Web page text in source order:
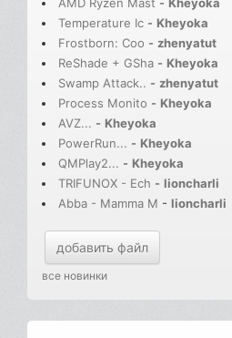
Temperature Ic - Kheyoka
Frostborn: Coo - zhenyatut
ReShade + GSha - Kheyoka
Swamp Attack.. - zhenyatut
Process Monito - Kheyoka
AVZ... - Kheyoka
PowerRun... - Kheyoka
QMPlay2... - Kheyoka
TRIFUNOX - Ech - lioncharli
Abba - Mamma M - lioncharli
добавить файл
все новинки